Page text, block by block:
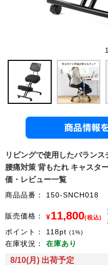
リビングで使用したバラン
腰痛対策 背もたれ キャスタ
価・レビュー一覧
商品品番： 150-SNCH018
販売価格： ¥11,800(税込)
ポイント： 118pt (1%)
在庫状況： 在庫あり
8/10(月) 出荷予定